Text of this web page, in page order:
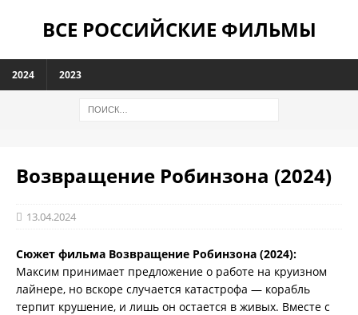
ВСЕ РОССИЙСКИЕ ФИЛЬМЫ
2024 2023
Возвращение Робинзона (2024)
13.04.2024
Сюжет фильма Возвращение Робинзона (2024):
Максим принимает предложение о работе на круизном
лайнере, но вскоре случается катастрофа — корабль
терпит крушение, и лишь он остается в живых. Вместе с